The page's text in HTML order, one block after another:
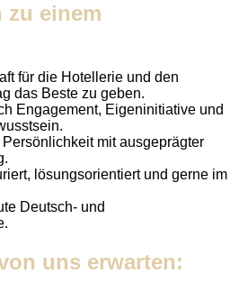
zu einem
für die Hotellerie und den
das Beste zu geben.
Engagement, Eigeninitiative und
mit ausgeprägter
lösungsorientiert und gerne im
Deutsch- und
uns erwarten: